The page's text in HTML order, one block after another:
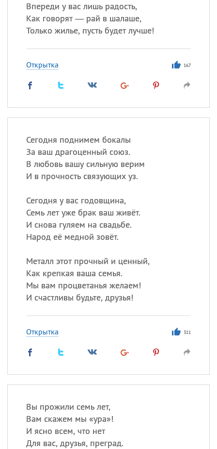
Впереди у вас лишь радость,
Как говорят — рай в шалаше,
Только жилье, пусть будет лучше!
Открытка 167
Сегодня поднимем бокалы
За ваш драгоценный союз.
В любовь вашу сильную верим
И в прочность связующих уз.
Сегодня у вас годовщина,
Семь лет уже брак ваш живёт.
И снова гуляем на свадьбе.
Народ её медной зовёт.
Металл этот прочный и ценный,
Как крепкая ваша семья.
Мы вам процветанья желаем!
И счастливы будьте, друзья!
Открытка 311
Вы прожили семь лет,
Вам скажем мы «ура»!
И ясно всем, что нет
Для вас, друзья, преград.